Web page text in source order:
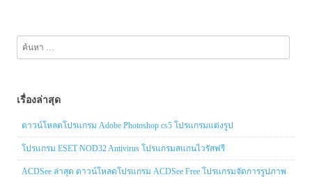
ค้นหา
เรื่องล่าสุด
ดาวน์โหลดโปรแกรม Adobe Photoshop cs5 โปรแกรมแต่งรูป
โปรแกรม ESET NOD32 Antivirus โปรแกรมสแกนไวรัสฟรี
ACDSee ล่าสุด ดาวน์โหลดโปรแกรม ACDSee Free โปรแกรมจัดการรูปภาพ